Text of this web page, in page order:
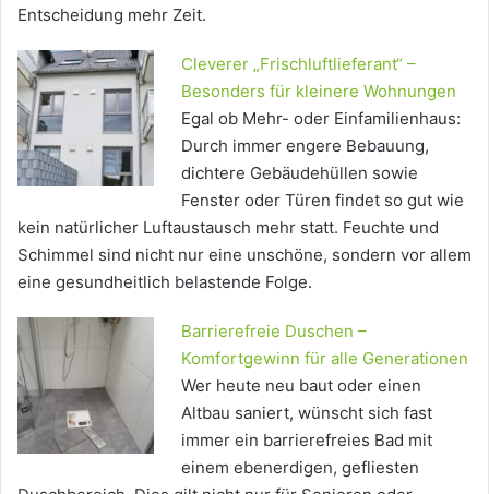
Entscheidung mehr Zeit.
Cleverer „Frischluftlieferant“ –
Besonders für kleinere Wohnungen
Egal ob Mehr- oder Einfamilienhaus:
Durch immer engere Bebauung,
dichtere Gebäudehüllen sowie
Fenster oder Türen findet so gut wie
kein natürlicher Luftaustausch mehr statt. Feuchte und
Schimmel sind nicht nur eine unschöne, sondern vor allem
eine gesundheitlich belastende Folge.
Barrierefreie Duschen –
Komfortgewinn für alle Generationen
Wer heute neu baut oder einen
Altbau saniert, wünscht sich fast
immer ein barrierefreies Bad mit
einem ebenerdigen, gefliesten